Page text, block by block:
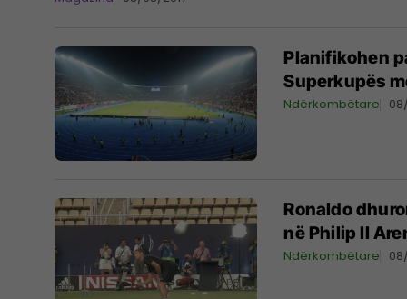
Planifikohen
Superkupës
Ndërkombëtare
Ronaldo
në Philip II
Ndërkombëtare